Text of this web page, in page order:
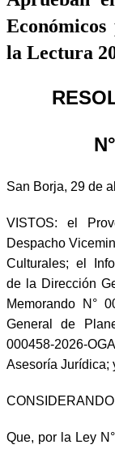
la Lectura
San Borja, 29 de
VISTOS: el
Despacho
Culturales; el
de la Dirección
Memorando N°
General de
000458-2026-
Asesoría Jurídica;
Que, por la Ley